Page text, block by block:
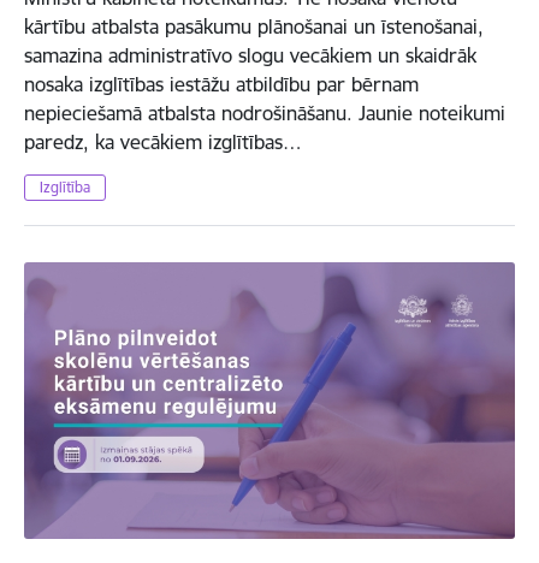
kārtību atbalsta pasākumu plānošanai un īstenošanai,
samazina administratīvo slogu vecākiem un skaidrāk
nosaka izglītības iestāžu atbildību par bērnam
nepieciešamā atbalsta nodrošināšanu. Jaunie noteikumi
paredz, ka vecākiem izglītības…
Izglītība